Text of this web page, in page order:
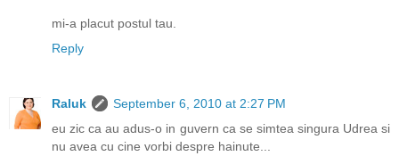
mi-a placut postul tau.
Reply
Raluk
September 6, 2010 at 2:27 PM
eu zic ca au adus-o in guvern ca se simtea singura Udrea si
nu avea cu cine vorbi despre hainute...